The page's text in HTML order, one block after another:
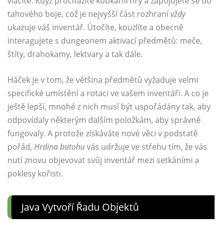
tahového boje, což je nejvyšší část rozhranívždy
ukazuje váš inventář. Útočíte, kouzlíte a obecně
interagujete s dungeonem aktivací předmětů: meče,
štíty, drahokamy, lektvary a tak dále.
Háček je v tom, že většina předmětů vyžaduje velmi
specifické umístění a rotaci ve vašem inventáři. A co je
ještě lepší, mnohé z nich musí být uspořádány tak, aby
odpovídaly některým dalším položkám, aby správně
fungovaly. A protože získáváte nové věci v podstatě
pořád, Hrdina batohuvás udržuje ve střehu tím, že vás
nutí znovu objevovat svůj inventář mezi setkáními a
poklesy kořisti.
Java Vytvoří Řadu Objektů